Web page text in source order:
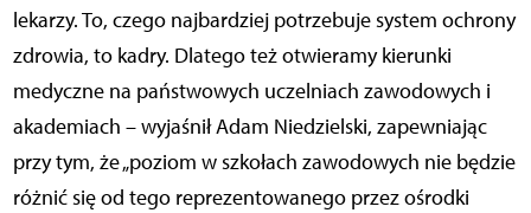
lekarzy. To, czego najbardziej potrzebuje system ochrony
zdrowia, to kadry. Dlatego też otwieramy kierunki
medyczne na państwowych uczelniach zawodowych i
akademiach – wyjaśnił Adam Niedzielski, zapewniając
przy tym, że „poziom w szkołach zawodowych nie będzie
różnić się od tego reprezentowanego przez ośrodki